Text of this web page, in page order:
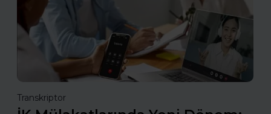
Transkriptor